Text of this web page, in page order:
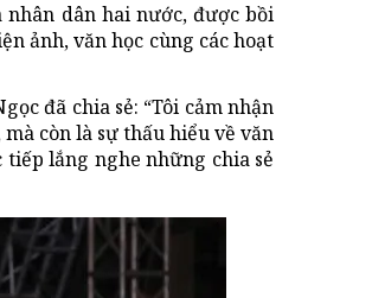
dân hai nước, được bồi
ảnh, văn học cùng các hoạt
đã chia sẻ: “Tôi cảm nhận
còn là sự thấu hiểu về văn
lắng nghe những chia sẻ